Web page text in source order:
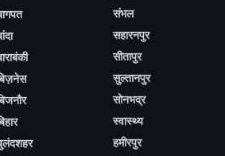
संभल
सहारनपुर
सीतापुर
सुल्तानपुर
सोनभद्र
स्वास्थ्य
हमीरपुर